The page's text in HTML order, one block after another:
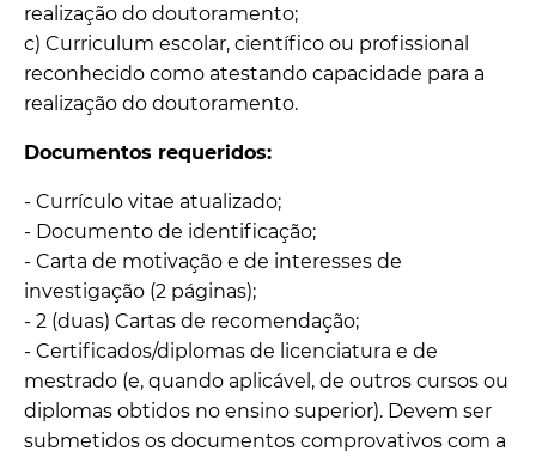
realização do doutoramento;
c) Curriculum escolar, científico ou profissional
reconhecido como atestando capacidade para a
realização do doutoramento.
Documentos requeridos:
- Currículo vitae atualizado;
- Documento de identificação;
- Carta de motivação e de interesses de
investigação (2 páginas);
- 2 (duas) Cartas de recomendação;
- Certificados/diplomas de licenciatura e de
mestrado (e, quando aplicável, de outros cursos ou
diplomas obtidos no ensino superior). Devem ser
submetidos os documentos comprovativos com a